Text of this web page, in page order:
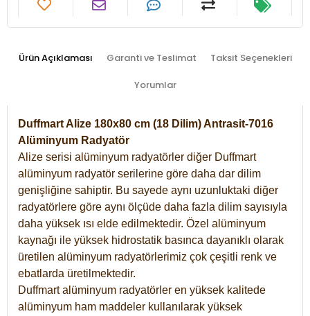
Ürün Açıklaması Garanti ve Teslimat Taksit Seçenekleri
Yorumlar
Duffmart Alize 180x80 cm (18 Dilim) Antrasit-7016
Alüminyum Radyatör
Alize serisi alüminyum radyatörler diğer Duffmart
alüminyum radyatör serilerine göre daha dar dilim
genişliğine sahiptir. Bu sayede aynı uzunluktaki diğer
radyatörlere göre aynı ölçüde daha fazla dilim sayısıyla
daha yüksek ısı elde edilmektedir. Özel alüminyum
kaynağı ile yüksek hidrostatik basınca dayanıklı olarak
üretilen alüminyum radyatörlerimiz çok çeşitli renk ve
ebatlarda üretilmektedir.
Duffmart alüminyum radyatörler en yüksek kalitede
alüminyum ham maddeler kullanılarak yüksek